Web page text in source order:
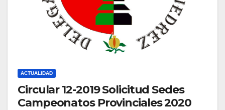
ACTUALIDAD
Circular 12-2019 Solicitud Sedes
Campeonatos Provinciales 2020